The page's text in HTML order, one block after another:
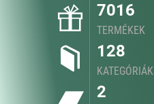
7016
TERMÉKEK
128
KATEGÓRIÁK
2